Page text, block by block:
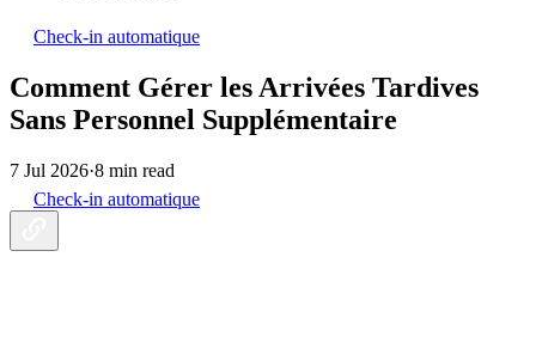
Check-in automatique
Comment Gérer les Arrivées Tardives
Sans Personnel Supplémentaire
7 Jul 2026·8 min read
Check-in automatique